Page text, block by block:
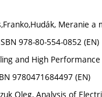
Meranie a
978-80-554-0852 (EN)
and High
9780471684497 (EN)
Oleg, Analysis of